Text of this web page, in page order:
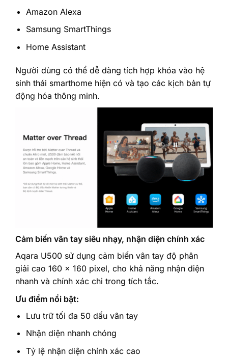
Amazon Alexa
Samsung SmartThings
Home Assistant
Người dùng có thể dễ dàng tích hợp khóa vào hệ
sinh thái smarthome hiện có và tạo các kịch bản tự
động hóa thông minh.
Cảm biến vân tay siêu nhạy, nhận diện chính xác
Aqara U500 sử dụng cảm biến vân tay độ phân
giải cao 160 x 160 pixel, cho khả năng nhận diện
nhanh và chính xác chỉ trong tích tắc.
Ưu điểm nổi bật:
Lưu trữ tối đa 50 dấu vân tay
Nhận diện nhanh chóng
Tỷ lệ nhận diện chính xác cao